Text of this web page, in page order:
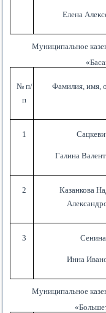
Елена
Муниципальное
№ п/
п
Фамилия, имя,
1
Галина
2
Казанкова
3 Сенина
Инна
Муниципальное